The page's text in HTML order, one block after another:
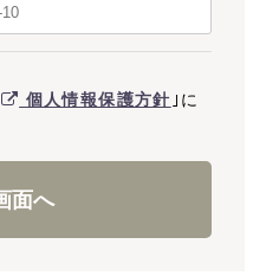
個人情報保護方針 ｣に